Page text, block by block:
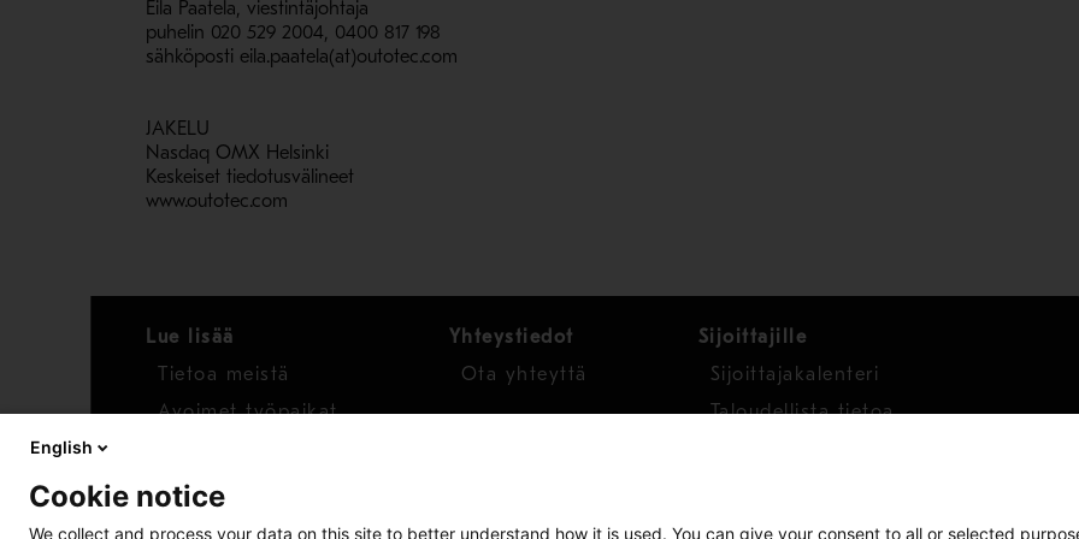
Eila Paatela, viestintäjohtaja
puhelin 020 529 2004, 0400 817 198
sähköposti eila.paatela(at)outotec.com
JAKELU
Nasdaq OMX Helsinki
Keskeiset tiedotusvälineet
www.outotec.com
Lue lisää
Tietoa meistä
Avoimet työpaikat
Yhteystiedot
Ota yhteyttä
Sijoittajille
Sijoittajakalenteri
Taloudellista tietoa
Raportoi huolenaihe
English
Cookie notice
We collect and process your data on this site to better understand how it is used. You can give your consent to all or selected